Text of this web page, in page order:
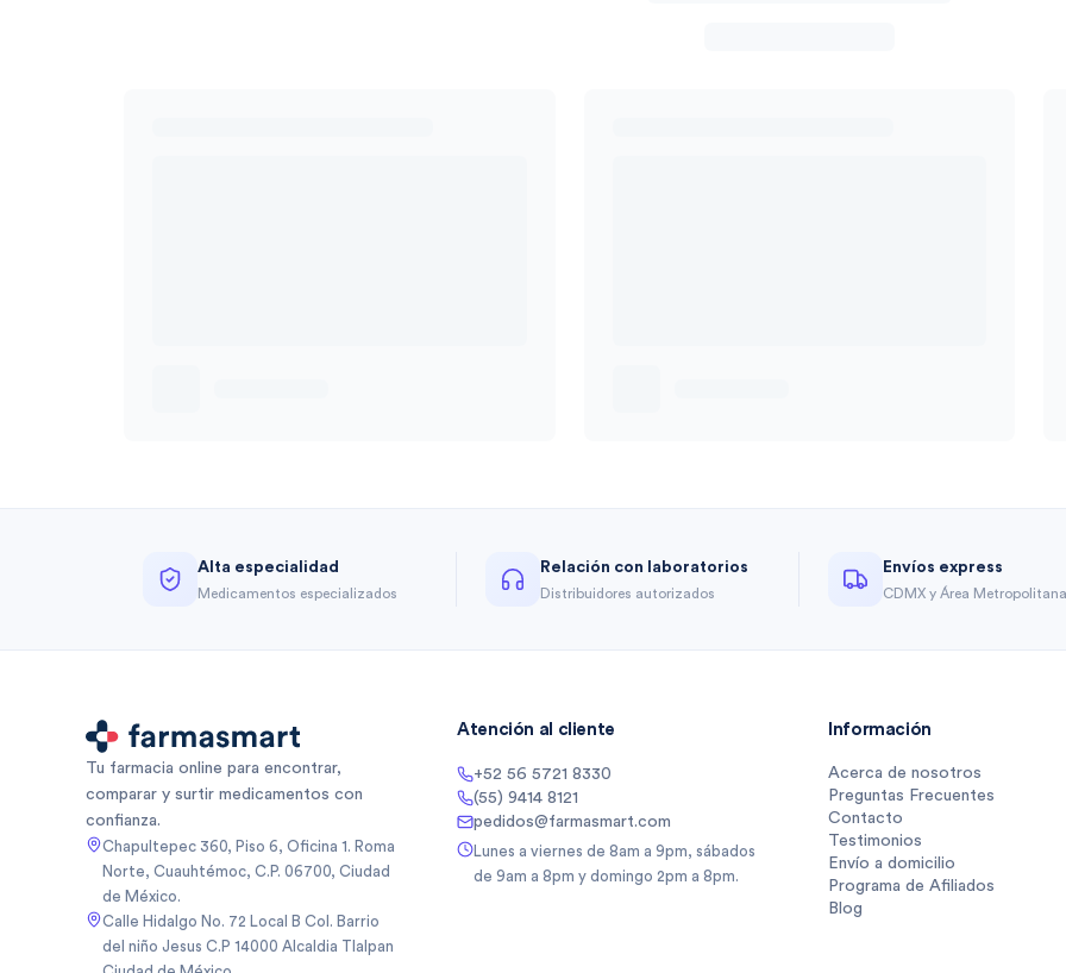
Alta especialidad
Medicamentos especializados
Relación con laboratorios
Distribuidores autorizados
Envíos express
CDMX y Área Metropolitana
Tu farmacia online para encontrar,
comparar y surtir medicamentos con
confianza.
Chapultepec 360, Piso 6, Oficina 1. Roma
Norte, Cuauhtémoc, C.P. 06700, Ciudad
de México.
Calle Hidalgo No. 72 Local B Col. Barrio
del niño Jesus C.P 14000 Alcaldia Tlalpan
Atención al cliente
+52 56 5721 8330
(55) 9414 8121
pedidos@farmasmart.com
Lunes a viernes de 8am a 9pm, sábados
de 9am a 8pm y domingo 2pm a 8pm.
Información
Acerca de nosotros
Preguntas Frecuentes
Contacto
Testimonios
Envío a domicilio
Programa de Afiliados
Blog